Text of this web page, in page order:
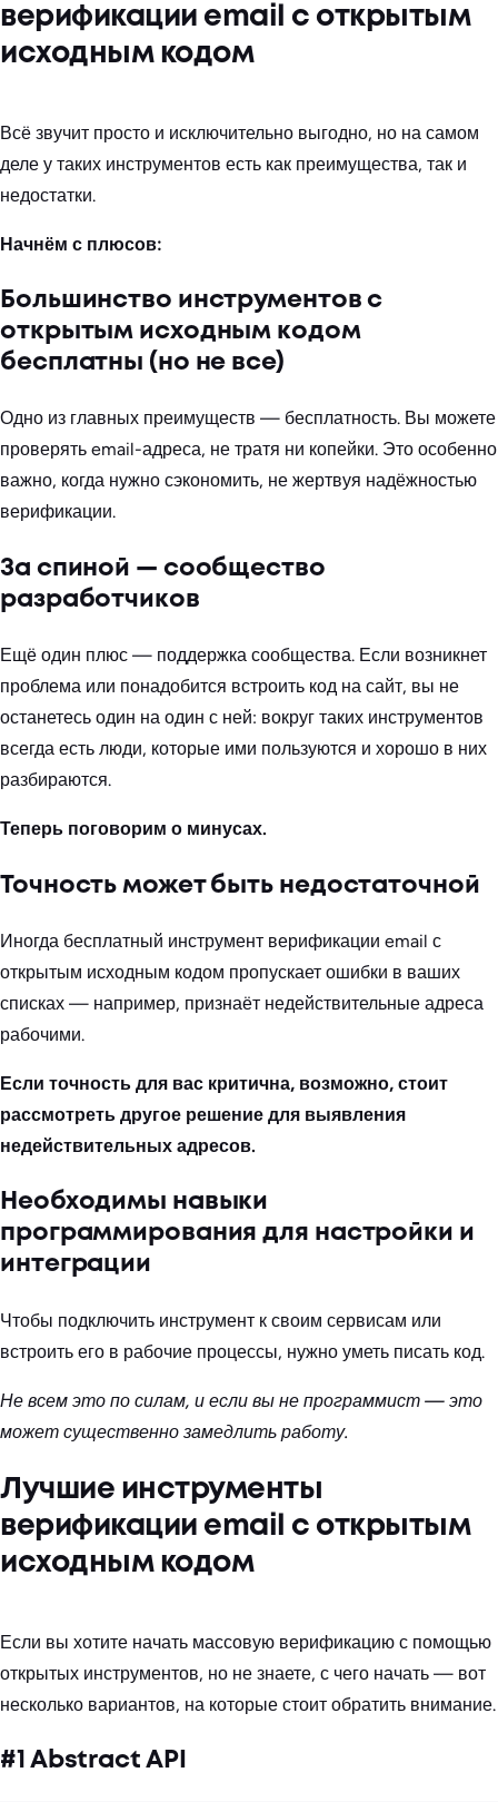
верификации email с открытым
исходным кодом
Всё звучит просто и исключительно выгодно, но на самом
деле у таких инструментов есть как преимущества, так и
недостатки.
Начнём с плюсов:
Большинство инструментов с
открытым исходным кодом
бесплатны (но не все)
Одно из главных преимуществ — бесплатность. Вы можете
проверять email-адреса, не тратя ни копейки. Это особенно
важно, когда нужно сэкономить, не жертвуя надёжностью
верификации.
За спиной — сообщество
разработчиков
Ещё один плюс — поддержка сообщества. Если возникнет
проблема или понадобится встроить код на сайт, вы не
останетесь один на один с ней: вокруг таких инструментов
всегда есть люди, которые ими пользуются и хорошо в них
разбираются.
Теперь поговорим о минусах.
Точность может быть недостаточной
Иногда бесплатный инструмент верификации email с
открытым исходным кодом пропускает ошибки в ваших
списках — например, признаёт недействительные адреса
рабочими.
Если точность для вас критична, возможно, стоит
рассмотреть другое решение для выявления
недействительных адресов.
Необходимы навыки
программирования для настройки и
интеграции
Чтобы подключить инструмент к своим сервисам или
встроить его в рабочие процессы, нужно уметь писать код.
Не всем это по силам, и если вы не программист — это
может существенно замедлить работу.
Лучшие инструменты
верификации email с открытым
исходным кодом
Если вы хотите начать массовую верификацию с помощью
открытых инструментов, но не знаете, с чего начать — вот
несколько вариантов, на которые стоит обратить внимание.
#1 Abstract API